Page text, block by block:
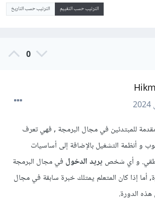
الترتيب حسب التقييم الترتيب حسب التاريخ
0
للمبتدئين في مجال البرمجة , فهي تعرف
و أنظمة التشغيل بالإضافة إلى أساسيات
و أي شخص يريد الدخولفي مجال البرمجة
أما إذا كان المتعلم يمتلك خبرة سابقة في مجال
الدورة.